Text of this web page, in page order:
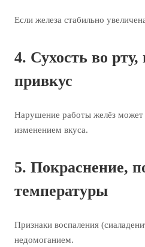
Если железа стабильно
4. Сухость во
привкус
Нарушение работы желёз может
изменением вкуса.
5. Покраснение,
температуры
Признаки воспаления
недомоганием.